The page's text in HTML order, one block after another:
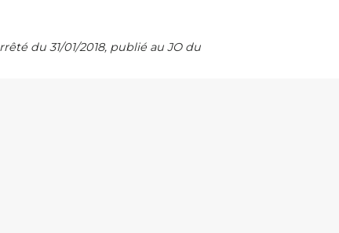
du 31/01/2018, publié au JO du